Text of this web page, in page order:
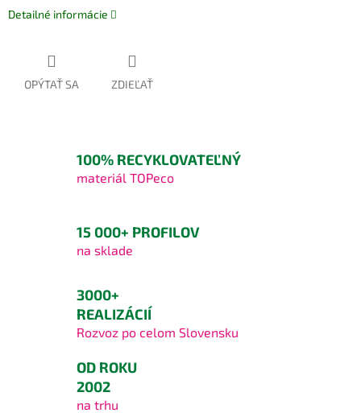
Detailné informácie
OPÝTAŤ SA ZDIEĽAŤ
100% RECYKLOVATEĽNÝ
materiál TOPeco
15 000+ PROFILOV
na sklade
3000+
REALIZÁCIÍ
Rozvoz po celom Slovensku
OD ROKU
2002
na trhu